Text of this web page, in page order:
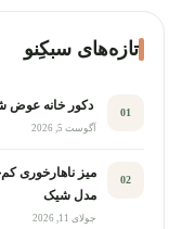
تازه‌های سبکِنو
01 دکور خانه عوض
آگوست 5, 2026
02
مدل شیک
جولای 11, 2026